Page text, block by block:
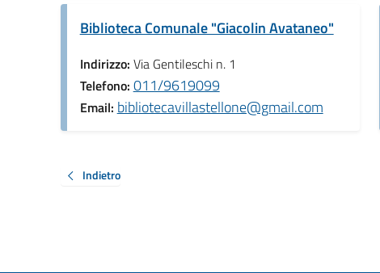
Biblioteca Comunale "Giacolin Avataneo"
Indirizzo: Via Gentileschi n. 1
Telefono: 011/9619099
Email: bibliotecavillastellone@gmail.com
Indietro